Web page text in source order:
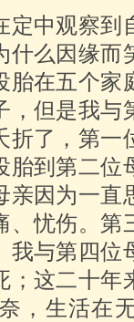
中观察到
什么因缘而
胎在五个家
，但是我与
折了，第一
胎到第二位
亲因为一直
、忧伤。第
我与第四位
；这二十年
，生活在